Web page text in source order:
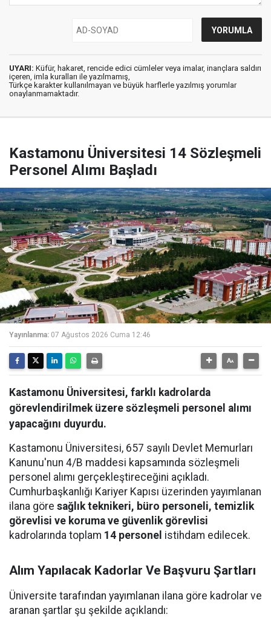
UYARI: Küfür, hakaret, rencide edici cümleler veya imalar, inançlara saldırı
içeren, imla kuralları ile yazılmamış,
Türkçe karakter kullanılmayan ve büyük harflerle yazılmış yorumlar
onaylanmamaktadır.
Kastamonu Üniversitesi 14 Sözleşmeli
Personel Alımı Başladı
Yayınlanma: 07 Ağustos 2026 Cuma 12:46
Kastamonu Üniversitesi, farklı kadrolarda
görevlendirilmek üzere sözleşmeli personel alımı
yapacağını duyurdu.
Kastamonu Üniversitesi, 657 sayılı Devlet Memurları
Kanunu'nun 4/B maddesi kapsamında sözleşmeli
personel alımı gerçekleştireceğini açıkladı.
Cumhurbaşkanlığı Kariyer Kapısı üzerinden yayımlanan
ilana göre sağlık teknikeri, büro personeli, temizlik
görevlisi ve koruma ve güvenlik görevlisi
kadrolarında toplam 14 personel istihdam edilecek.
Alım Yapılacak Kadorlar Ve Başvuru Şartları
Üniversite tarafından yayımlanan ilana göre kadrolar ve
aranan şartlar şu şekilde açıklandı: